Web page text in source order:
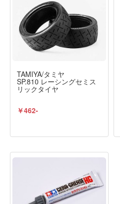
TAMIYA/タミヤ
SP.810 レーシングセミス
リックタイヤ
￥462-